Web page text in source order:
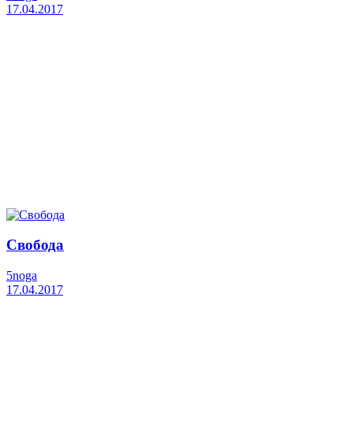
17.04.2017
Свобода
5noga
17.04.2017